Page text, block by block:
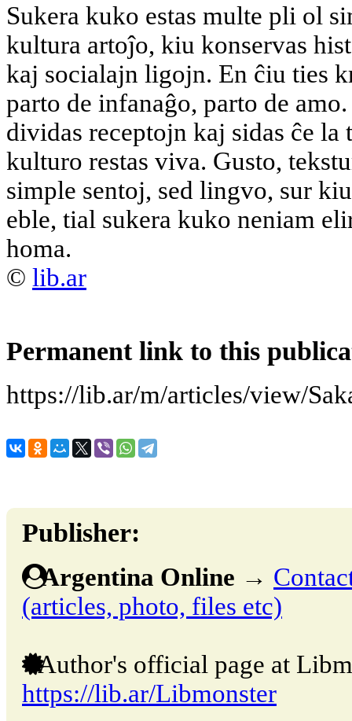
Sukera kuko estas multe pli ol
kultura artoĵo, kiu konservas
kaj socialajn ligojn. En ĉiu ties
parto de infanaĝo, parto de
dividas receptojn kaj sidas ĉe
kulturo restas viva. Gusto,
simple sentoj, sed lingvo, sur
eble, tial sukera kuko neniam
homa.
© lib.ar
Permanent link to this
https://lib.ar/m/articles/view/
Publisher:
Argentina Online →
(articles, photo, files etc)
Author's official page at
https://lib.ar/Libmonster